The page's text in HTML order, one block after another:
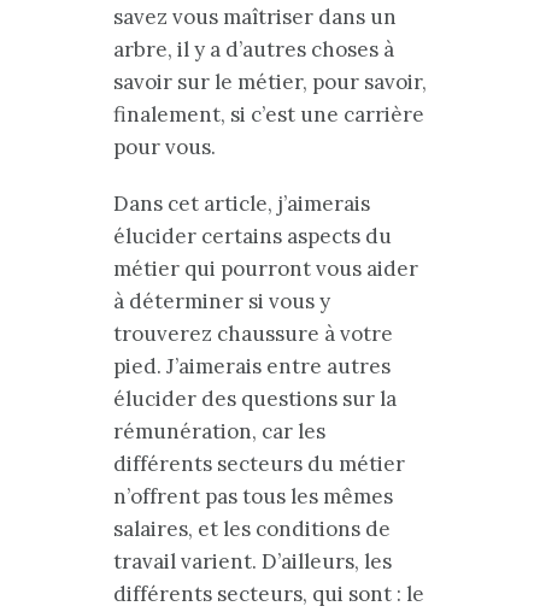
savez vous maîtriser dans un
arbre, il y a d’autres choses à
savoir sur le métier, pour savoir,
finalement, si c’est une carrière
pour vous.
Dans cet article, j’aimerais
élucider certains aspects du
métier qui pourront vous aider
à déterminer si vous y
trouverez chaussure à votre
pied. J’aimerais entre autres
élucider des questions sur la
rémunération, car les
différents secteurs du métier
n’offrent pas tous les mêmes
salaires, et les conditions de
travail varient. D’ailleurs, les
différents secteurs, qui sont : le